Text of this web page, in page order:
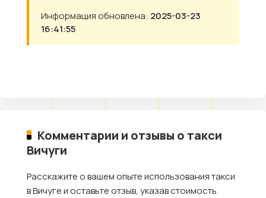
Информация обновлена: 2025-03-23
16:41:55
Комментарии и отзывы о такси
Вичуги
Расскажите о вашем опыте использования такси
в Вичуге и оставьте отзыв, указав стоимость